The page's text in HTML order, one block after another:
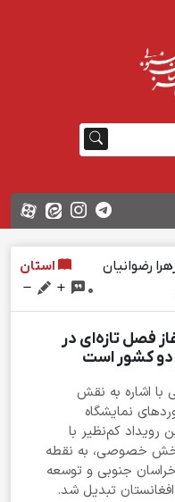
رضوانیان
استان
0
فصل تازه‌ای در
کشور است
اشاره به نقش
نمایشگاه
رویداد کم‌نظیر با
بخش خصوصی، به نقطه
جنوبی و توسعه
افغانستان تبدیل شد.